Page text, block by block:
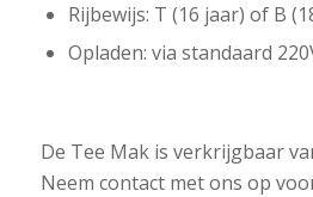
Rijbewijs: T (16 jaar) of B
Opladen: via standaard
De Tee Mak is verkrijgbaar
Neem contact met ons op